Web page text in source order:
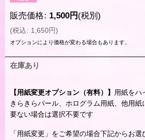
販売価格: 1,500円 (税別)
(税込: 1,650円)
オプションにより価格が変わる場合もあります。
在庫あり
【用紙変更オプション（有料）】 用紙をハ
きらきらパール、ホログラム用紙、他用
要ない場合は選択不要です
「用紙変更」をご希望の場合下記からお選